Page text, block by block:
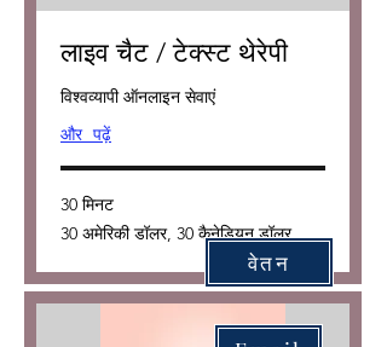
लाइव चैट / टेक्स्ट थेरेपी
विश्वव्यापी ऑनलाइन सेवाएं
और पढ़ें
30 मिनट
30
अमेरिकी
डॉलर
30 अमेरिकी डॉलर, 30 कैनेडियन डॉलर
वेतन